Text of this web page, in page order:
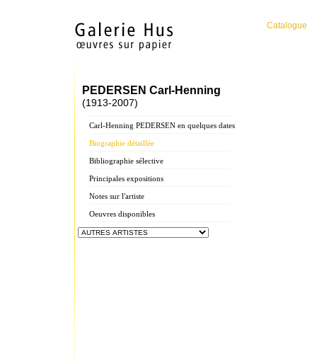
Catalogue
PEDERSEN Carl-Henning
(1913-2007)
Carl-Henning PEDERSEN en quelques dates
Biographie détaillée
Bibliographie sélective
Principales expositions
Notes sur l'artiste
Oeuvres disponibles